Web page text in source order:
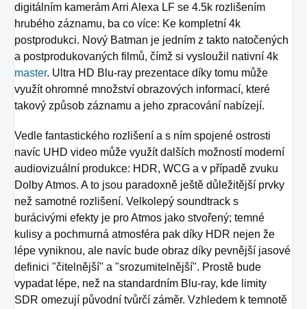
digitálním kamerám Arri Alexa LF se 4.5k rozlišením
hrubého záznamu, ba co více: Ke kompletní 4k
postprodukci. Nový Batman je jedním z takto natočených
a postprodukovaných filmů, čímž si vysloužil nativní 4k
master. Ultra HD Blu-ray prezentace díky tomu může
využít ohromné množství obrazových informací, které
takový způsob záznamu a jeho zpracování nabízejí.
Vedle fantastického rozlišení a s ním spojené ostrosti
navíc UHD video může využít dalších možností moderní
audiovizuální produkce: HDR, WCG a v případě zvuku
Dolby Atmos. A to jsou paradoxně ještě důležitější prvky
než samotné rozlišení. Velkolepý soundtrack s
burácivými efekty je pro Atmos jako stvořený; temné
kulisy a pochmurná atmosféra pak díky HDR nejen že
lépe vyniknou, ale navíc bude obraz díky pevnější jasové
definici "čitelnější" a "srozumitelnější". Prostě bude
vypadat lépe, než na standardním Blu-ray, kde limity
SDR omezují původní tvůrčí záměr. Vzhledem k temnotě